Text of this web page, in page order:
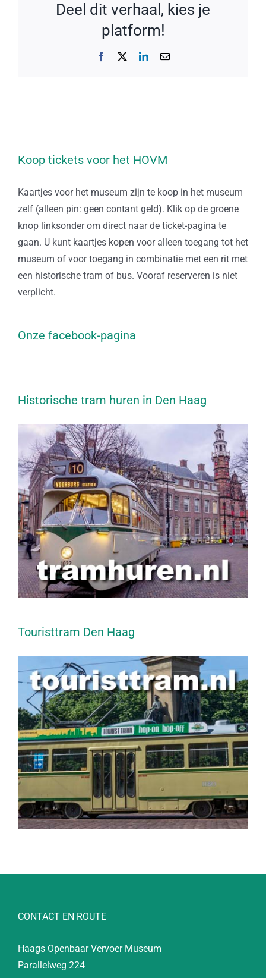
Deel dit verhaal, kies je
platform!
Facebook LinkedIn
E-
Koop tickets voor het HOVM
Kaartjes voor het museum zijn te koop in het museum
zelf (alleen pin: geen contant geld). Klik op de groene
knop linksonder om direct naar de ticket-pagina te
gaan. U kunt kaartjes kopen voor alleen toegang tot het
museum of voor toegang in combinatie met een rit met
een historische tram of bus. Vooraf reserveren is niet
verplicht.
Onze facebook-pagina
Historische tram huren in Den Haag
Touristtram Den Haag
CONTACT EN ROUTE
Haags Openbaar Vervoer Museum
Parallelweg 224